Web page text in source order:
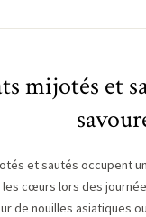
mijotés et
et sautés occupent
cœurs lors des
de nouilles asiatiques